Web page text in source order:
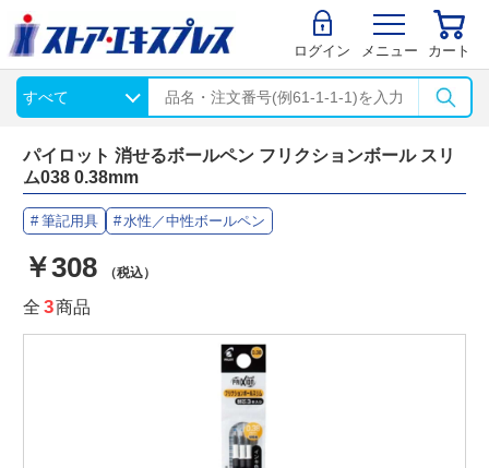
ログイン メニュー カート
パイロット 消せるボールペン フリクションボール スリ
ム038 0.38mm
筆記用具 水性／中性ボールペン
￥308 （税込）
全 3商品